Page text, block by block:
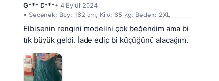
G*** D***• 4 Eylül 2024
• Seçenek: Boy: 162 cm, Kilo: 65 kg, Beden: 2XL
Elbisenin rengini modelini çok beğendim ama bi
tık büyük geldi. İade edip bi küçüğünü alacağım.